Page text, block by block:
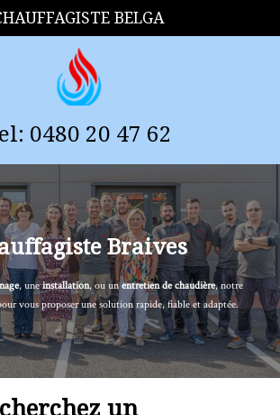
BELGA
0480 20 47 62
Braives
, uneinstallation, ou unentretien de chaudière, notre
vous proposer une solution rapide, fiable et adaptée.
un